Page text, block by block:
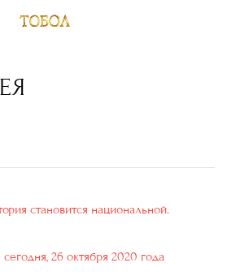
становится национальной.
26 октября 2020 года